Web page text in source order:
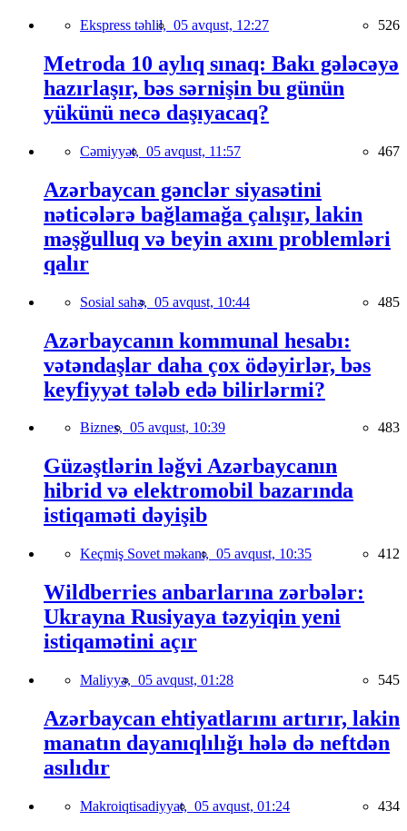
Ekspress təhlil, 05 avqust, 12:27 526
Metroda 10 aylıq sınaq: Bakı gələcəyə
hazırlaşır, bəs sərnişin bu günün
yükünü necə daşıyacaq?
Cəmiyyət, 05 avqust, 11:57 467
Azərbaycan gənclər siyasətini
nəticələrə bağlamağa çalışır, lakin
məşğulluq və beyin axını problemləri
qalır
Sosial sahə, 05 avqust, 10:44 485
Azərbaycanın kommunal hesabı:
vətəndaşlar daha çox ödəyirlər, bəs
keyfiyyət tələb edə bilirlərmi?
Biznes, 05 avqust, 10:39 483
Güzəştlərin ləğvi Azərbaycanın
hibrid və elektromobil bazarında
istiqaməti dəyişib
Keçmiş Sovet məkanı, 05 avqust, 10:35 412
Wildberries anbarlarına zərbələr:
Ukrayna Rusiyaya təzyiqin yeni
istiqamətini açır
Maliyyə, 05 avqust, 01:28 545
Azərbaycan ehtiyatlarını artırır, lakin
manatın dayanıqlılığı hələ də neftdən
asılıdır
Makroiqtisadiyyat, 05 avqust, 01:24 434